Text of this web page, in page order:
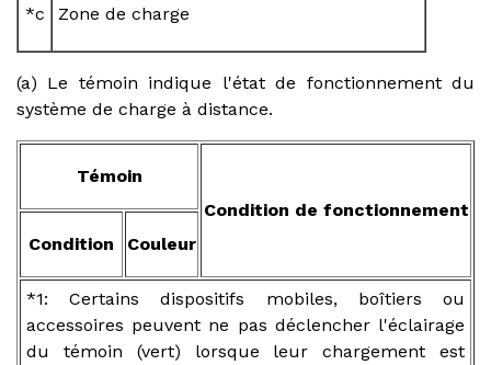
*c Zone de charge
(a) Le témoin indique l'état de fonctionnement du
système de charge à distance.
Témoin
Condition de fonctionnement
Condition
Couleur
*1: Certains dispositifs mobiles, boîtiers ou
accessoires peuvent ne pas déclencher l'éclairage
du témoin (vert) lorsque leur chargement est